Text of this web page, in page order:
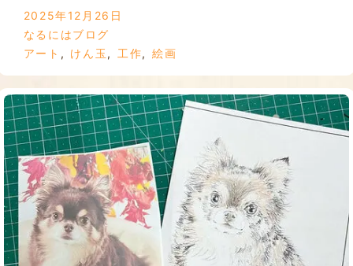
2025年12月26日
なるにはブログ
アート , けん玉 , 工作, 絵画